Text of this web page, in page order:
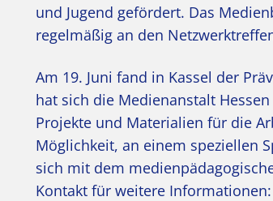
und Jugend gefördert. Das
regelmäßig an den
Am 19. Juni fand in Kassel der
hat sich die Medienanstalt
Projekte und Materialien für die
Möglichkeit, an einem speziellen
sich mit dem
Kontakt für weitere Informationen: